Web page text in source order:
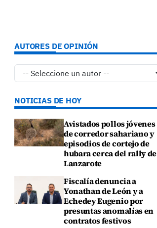
AUTORES DE OPINIÓN
NOTICIAS DE HOY
Avistados pollos jóvenes
de corredor sahariano y
episodios de cortejo de
hubara cerca del rally de
Lanzarote
Fiscalía denuncia a
Yonathan de León y a
Echedey Eugenio por
presuntas anomalías en
contratos festivos